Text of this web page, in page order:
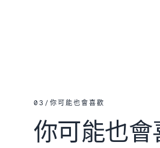
03 / 你可能也會喜歡
你可能也會